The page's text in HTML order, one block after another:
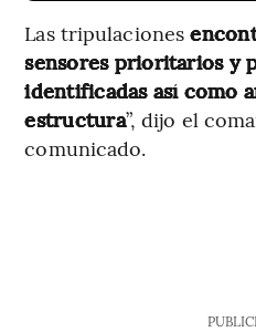
Las tripulaciones
sensores prioritarios y
identificadas así como
estructura”, dijo el
comunicado.